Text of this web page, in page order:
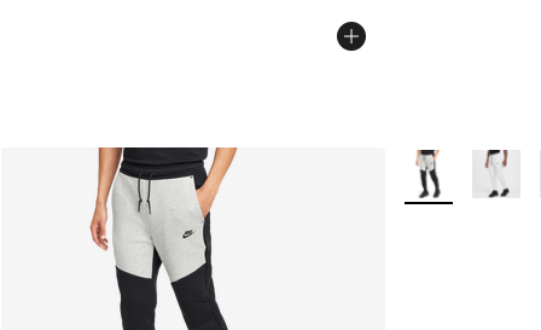
Plus de